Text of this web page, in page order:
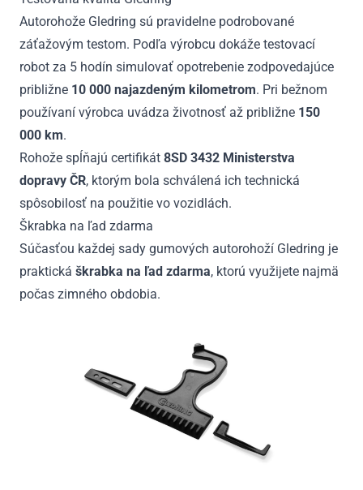
Autorohože Gledring sú pravidelne podrobované
záťažovým testom. Podľa výrobcu dokáže testovací
robot za 5 hodín simulovať opotrebenie zodpovedajúce
približne 10 000 najazdeným kilometrom. Pri bežnom
používaní výrobca uvádza životnosť až približne 150
000 km.
Rohože spĺňajú certifikát 8SD 3432 Ministerstva
dopravy ČR, ktorým bola schválená ich technická
spôsobilosť na použitie vo vozidlách.
Škrabka na ľad zdarma
Súčasťou každej sady gumových autorohoží Gledring je
praktická škrabka na ľad zdarma, ktorú využijete najmä
počas zimného obdobia.